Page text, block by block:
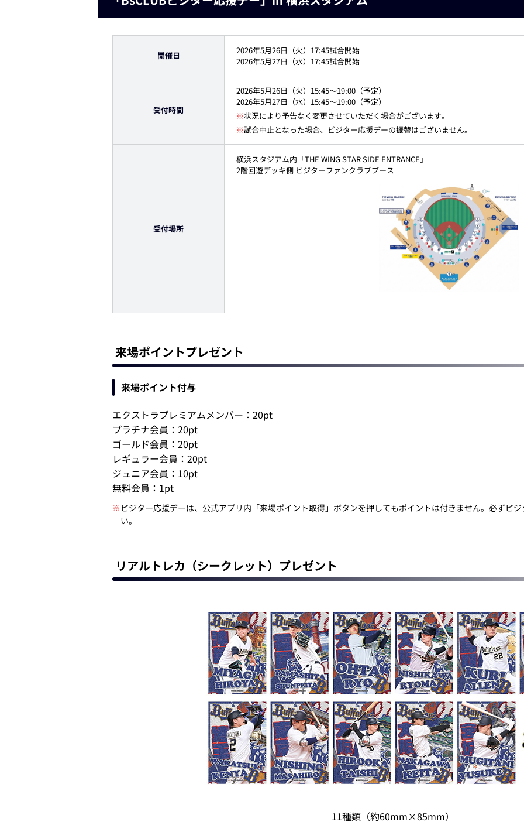
開催日
2026年5月26日（火）17:45試合開始
2026年5月27日（水）17:45試合開始
受付時間
2026年5月26日（火）15:45～19:00（予定）
2026年5月27日（水）15:45～19:00（予定）
※状況により予告なく変更させていただく場合がございます。
※試合中止となった場合、ビジター応援デーの振替はございません。
受付場所
横浜スタジアム内「THE WING STAR SIDE ENTRANCE」
2階回遊デッキ側 ビジターファンクラブブース
来場ポイントプレゼント
来場ポイント付与
エクストラプレミアムメンバー：20pt
プラチナ会員：20pt
ゴールド会員：20pt
レギュラー会員：20pt
ジュニア会員：10pt
無料会員：1pt
※ ビジター応援デーは、公式アプリ内「来場ポイント取得」ボタンを押してもポイントは付きません。必ずビ
い。
リアルトレカ（シークレット）プレゼント
11種類（約60mm×85mm）